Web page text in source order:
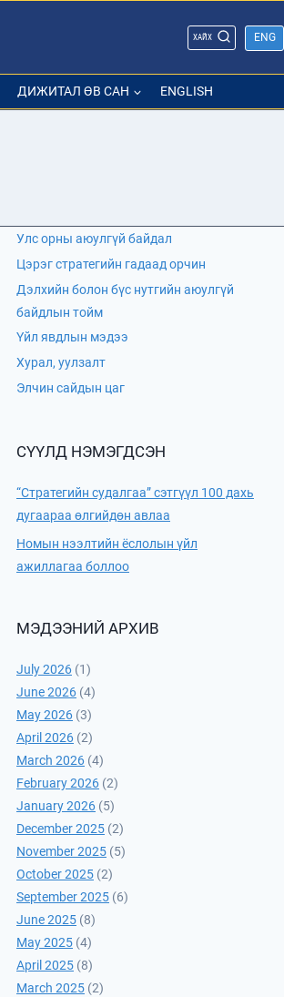
ХАЙХ ENG
ДИЖИТАЛ ӨВ САН ENGLISH
Улс орны аюулгүй байдал
Цэрэг стратегийн гадаад орчин
Дэлхийн болон бүс нутгийн аюулгүй
байдлын тойм
Үйл явдлын мэдээ
Хурал, уулзалт
Элчин сайдын цаг
СҮҮЛД НЭМЭГДСЭН
“Стратегийн судалгаа” сэтгүүл 100 дахь
дугаараа өлгийдөн авлаа
Номын нээлтийн ёслолын үйл
ажиллагаа боллоо
МЭДЭЭНИЙ АРХИВ
July 2026 (1)
June 2026 (4)
May 2026 (3)
April 2026 (2)
March 2026 (4)
February 2026 (2)
January 2026 (5)
December 2025 (2)
November 2025 (5)
October 2025 (2)
September 2025 (6)
June 2025 (8)
May 2025 (4)
April 2025 (8)
March 2025 (2)